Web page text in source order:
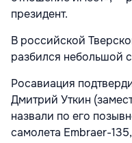
президент.
В российской
разбился небольшой
Росавиация
Дмитрий Уткин
назвали по его
самолета Embraer-